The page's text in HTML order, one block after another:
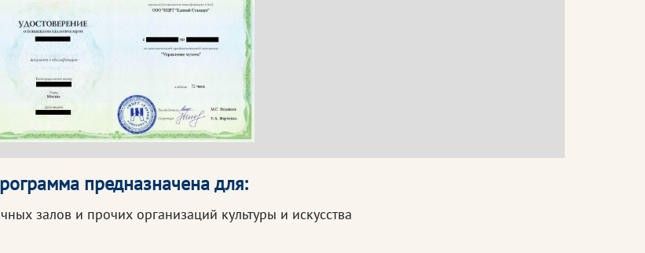
предназначена для:
залов и прочих организаций культуры и искусства